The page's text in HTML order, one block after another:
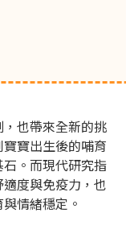
也帶來全新的挑
寶出生後的哺育
。而現代研究指
度與免疫力，也
情緒穩定。